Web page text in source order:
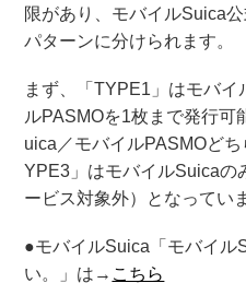
限があり、モバイルSuica
パターンに分けられます。
まず、「TYPE1」はモバ
ルPASMOを1枚まで発行可
uica／モバイルPASMOど
YPE3」はモバイルSuicaの
ービス対象外）となってい
●モバイルSuica「モバイル
い。」は→ こちら